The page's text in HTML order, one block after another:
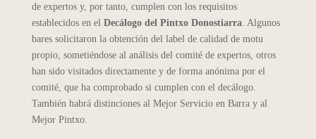
de expertos y, por tanto, cumplen con los requisitos
establecidos en el Decálogo del Pintxo Donostiarra . Algunos
bares solicitaron la obtención del label de calidad de motu
propio, sometiéndose al análisis del comité de expertos, otros
han sido visitados directamente y de forma anónima por el
comité, que ha comprobado si cumplen con el decálogo.
También habrá distinciones al Mejor Servicio en Barra y al
Mejor Pintxo.